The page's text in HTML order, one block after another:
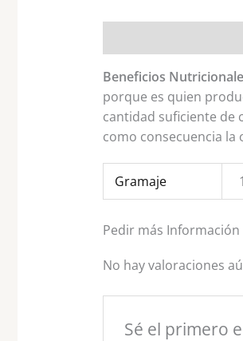
Beneficios
porque es quien
cantidad suficiente de
como consecuencia
Gramaje
Pedir más Información
No hay valoraciones
Sé el primero